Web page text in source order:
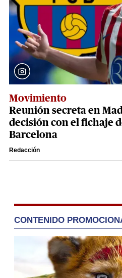
Movimiento
Reunión secreta en
decisión con el fichaje
Barcelona
Redacción
CONTENIDO